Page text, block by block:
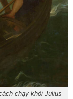
chạy khỏi Julius